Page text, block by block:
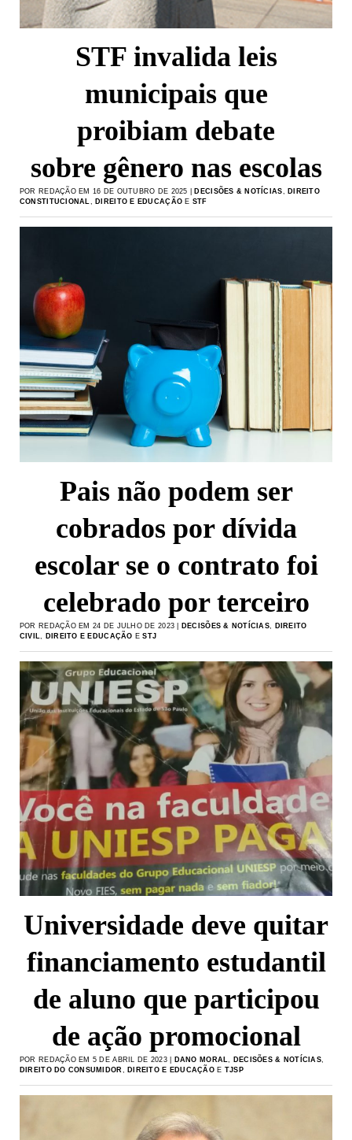
STF invalida leis
municipais que
proibiam debate
sobre gênero nas escolas
POR REDAÇÃO EM 16 DE OUTUBRO DE 2025 | DECISÕES & NOTÍCIAS, DIREITO
CONSTITUCIONAL, DIREITO E EDUCAÇÃO E STF
Pais não podem ser
cobrados por dívida
escolar se o contrato foi
celebrado por terceiro
POR REDAÇÃO EM 24 DE JULHO DE 2023 | DECISÕES & NOTÍCIAS
DIREITO
CIVIL
DIREITO E EDUCAÇÃO ESTJ
Universidade deve quitar
financiamento estudantil
de aluno que participou
de ação promocional
POR REDAÇÃO EM 5 DE ABRIL DE 2023 | DANO MORAL DECISÕES & NOTÍCIAS
DIREITO DO CONSUMIDOR
DIREITO E EDUCAÇÃOE TJSP